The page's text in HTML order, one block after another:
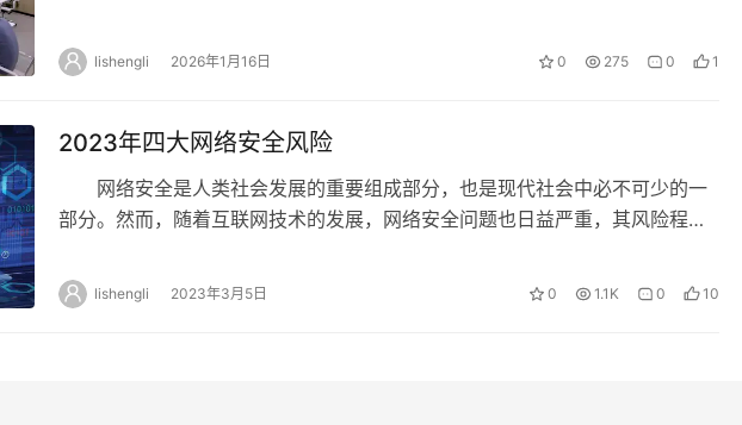
lishengli 2026年1月16日 0 275 0 1
2023年四大网络安全风险
网络安全是人类社会发展的重要组成部分，也是现代社会中必不可少的一
部分。然而，随着互联网技术的发展，网络安全问题也日益严重，其风险程度
lishengli 2023年3月5日 0 1.1K 0 10